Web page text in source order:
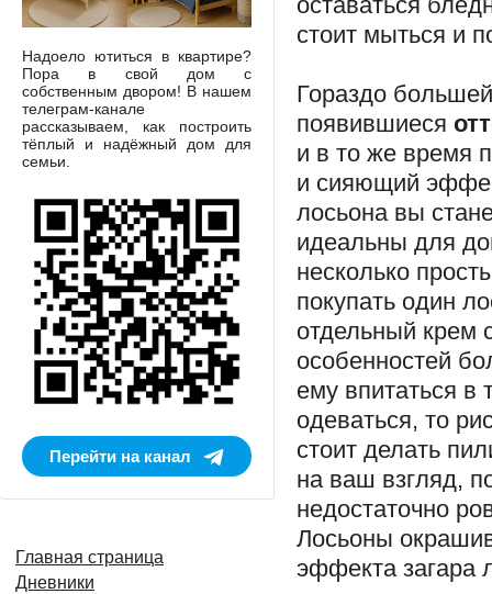
стоит мыться и
Гораздо
появившиеся
и в то же время
и сияющий
лосьона вы
идеальны для
несколько
покупать один
отдельный крем
особенностей
ему впитаться в
одеваться, то
стоит делать
на ваш взгляд,
недостаточно
Лосьоны
эффекта загара
Надоело ютиться в квартире?
Пора в свой дом с
собственным двором! В нашем
телеграм-канале
рассказываем, как построить
тёплый и надёжный дом для
семьи.
Перейти на канал
Главная страница
Дневники